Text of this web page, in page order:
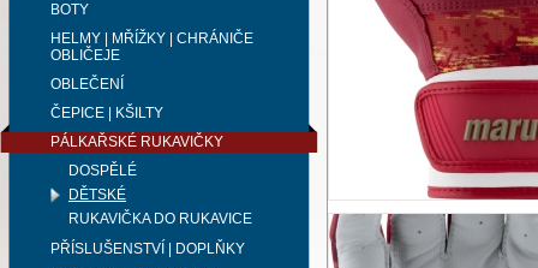
BOTY
HELMY | MŘÍŽKY | CHRÁNIČE
OBLIČEJE
OBLEČENÍ
ČEPICE | KŠILTY
PÁLKAŘSKÉ RUKAVIČKY
DOSPĚLÉ
DĚTSKÉ
RUKAVIČKA DO RUKAVICE
PŘÍSLUŠENSTVÍ | DOPLŇKY